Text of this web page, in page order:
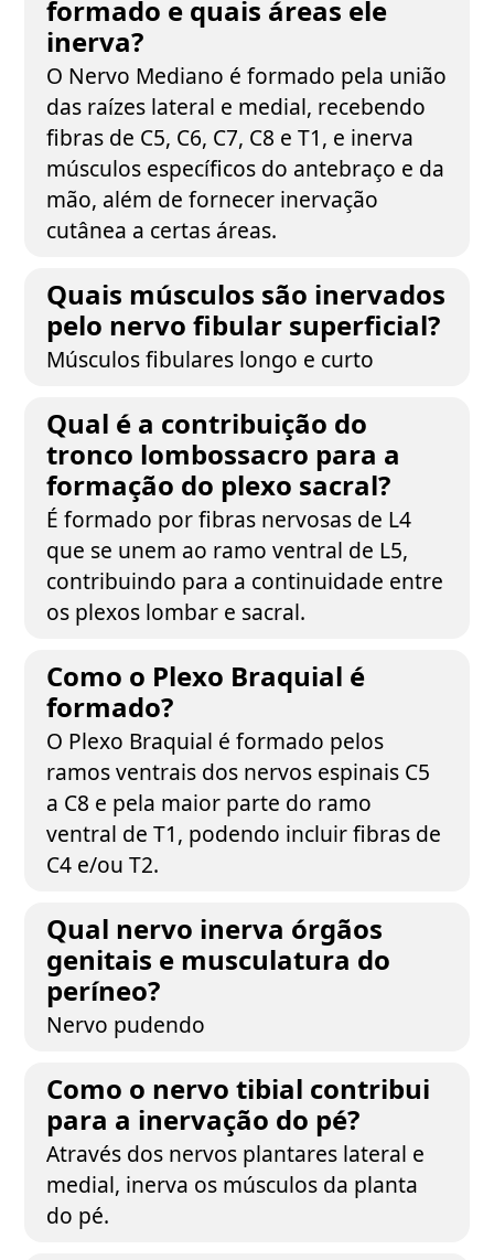
formado e quais áreas ele
inerva?
O Nervo Mediano é formado pela união
das raízes lateral e medial, recebendo
fibras de C5, C6, C7, C8 e T1, e inerva
músculos específicos do antebraço e da
mão, além de fornecer inervação
cutânea a certas áreas.
Quais músculos são inervados
pelo nervo fibular superficial?
Músculos fibulares longo e curto
Qual é a contribuição do
tronco lombossacro para a
formação do plexo sacral?
É formado por fibras nervosas de L4
que se unem ao ramo ventral de L5,
contribuindo para a continuidade entre
os plexos lombar e sacral.
Como o Plexo Braquial é
formado?
O Plexo Braquial é formado pelos
ramos ventrais dos nervos espinais C5
a C8 e pela maior parte do ramo
ventral de T1, podendo incluir fibras de
C4 e/ou T2.
Qual nervo inerva órgãos
genitais e musculatura do
períneo?
Nervo pudendo
Como o nervo tibial contribui
para a inervação do pé?
Através dos nervos plantares lateral e
medial, inerva os músculos da planta
do pé.